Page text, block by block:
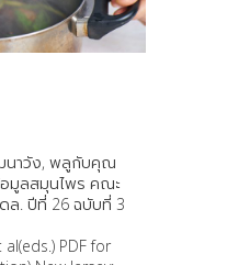
นาวัง, พลูกับคุณ
อมูลสมุนไพร คณะ
ล. ปีที่ 26 ฉบับที่ 3
PDF for